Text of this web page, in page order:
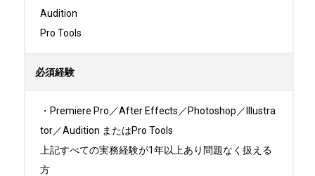
Audition
Pro Tools
必須経験
・Premiere Pro／After Effects／Photoshop／Illustra
tor／Audition またはPro Tools
上記すべての実務経験が1年以上あり問題なく扱える
方